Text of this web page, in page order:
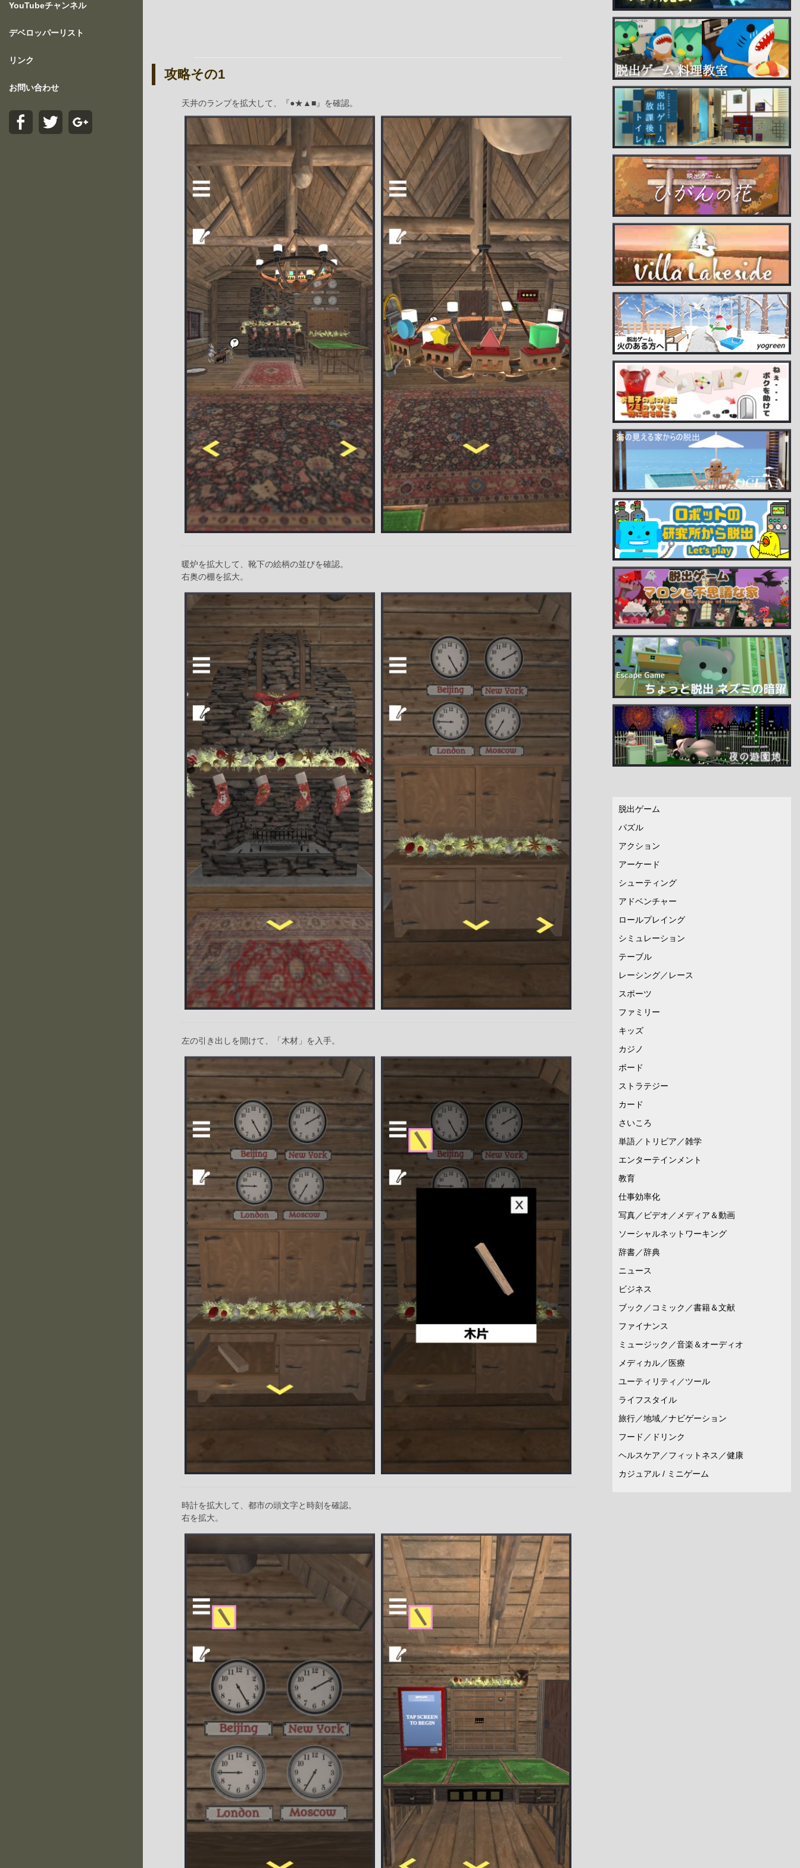
YouTubeチャンネル
デベロッパーリスト
リンク
お問い合わせ
攻略その1
天井のランプを拡大して、『●★▲■』を確認。
暖炉を拡大して、靴下の絵柄の並びを確認。
右奥の棚を拡大。
左の引き出しを開けて、「木材」を入手。
時計を拡大して、都市の頭文字と時刻を確認。
右を拡大。
脱出ゲーム
パズル
アクション
アーケード
シューティング
アドベンチャー
ロールプレイング
シミュレーション
テーブル
レーシング／レース
スポーツ
ファミリー
キッズ
カジノ
ボード
ストラテジー
カード
さいころ
単語／トリビア／雑学
エンターテインメント
教育
仕事効率化
写真／ビデオ／メディア＆動画
ソーシャルネットワーキング
辞書／辞典
ニュース
ビジネス
ブック／コミック／書籍＆文献
ファイナンス
ミュージック／音楽＆オーディオ
メディカル／医療
ユーティリティ／ツール
ライフスタイル
旅行／地域／ナビゲーション
フード／ドリンク
ヘルスケア／フィットネス／健康
カジュアル / ミニゲーム